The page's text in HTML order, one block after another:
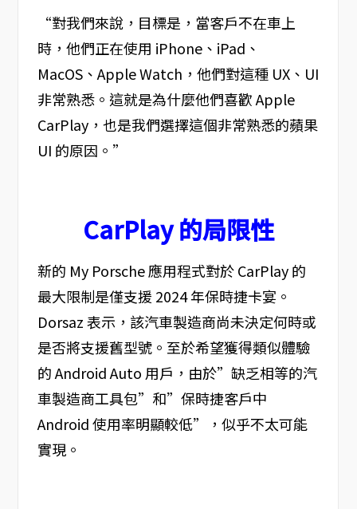
“對我們來說，目標是，當客戶不在車上
時，他們正在使用 iPhone、iPad、
MacOS、Apple Watch，他們對這種 UX、UI
非常熟悉。這就是為什麼他們喜歡 Apple
CarPlay，也是我們選擇這個非常熟悉的蘋果
UI 的原因。”
CarPlay 的局限性
新的 My Porsche 應用程式對於 CarPlay 的
最大限制是僅支援 2024 年保時捷卡宴。
Dorsaz 表示，該汽車製造商尚未決定何時或
是否將支援舊型號。至於希望獲得類似體驗
的 Android Auto 用戶，由於”缺乏相等的汽
車製造商工具包”和”保時捷客戶中
Android 使用率明顯較低”，似乎不太可能
實現。